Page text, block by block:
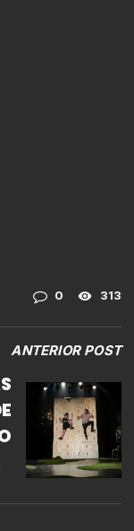
0 313
ANTERIOR POST